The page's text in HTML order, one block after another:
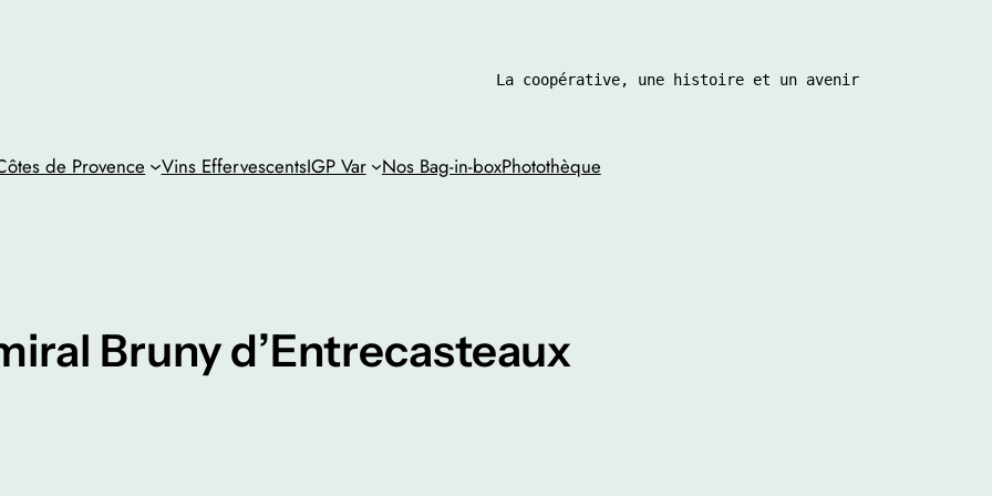
La coopérative, une histoire et un avenir
de Provence Vins EffervescentsIGP Var Nos Bag-in-boxPhotothèque
Bruny d’Entrecasteaux